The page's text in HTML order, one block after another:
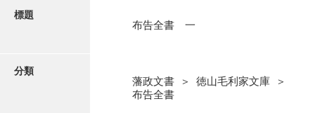
写真・絵はがき
標題
布告全書 一
分類
藩政文書 ＞ 徳山毛利家文庫 ＞
布告全書